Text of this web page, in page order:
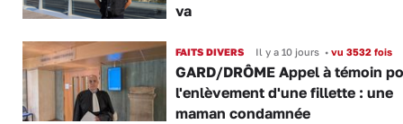
va
FAITS DIVERS Il y a 10 jours •vu 3532 fois
GARD/DRÔME Appel à témoin
l'enlèvement d'une fillette : une
maman condamnée